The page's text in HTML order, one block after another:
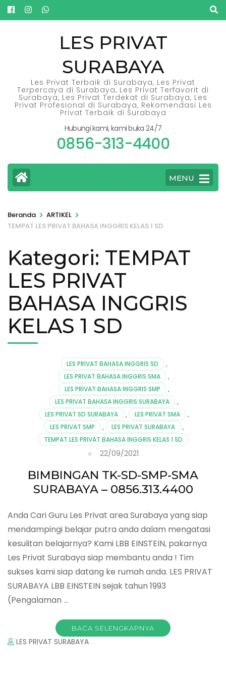
Lompat
ke
LES PRIVAT
SURABAYA
Les Privat Terbaik di Surabaya, Les Privat
Terpercaya di Surabaya, Les Privat Terfavorit di
Surabaya, Les Privat Terdekat di Surabaya, Les
Privat Profesional di Surabaya, Rekomendasi Les
Privat Terbaik di Surabaya
Hubungi kami, kami buka 24/7
0856-313-4400
MENU
Beranda > ARTIKEL >
TEMPAT LES PRIVAT BAHASA INGGRIS KELAS 1 SD
Kategori: TEMPAT
LES PRIVAT
BAHASA INGGRIS
KELAS 1 SD
LES PRIVAT BAHASA INGGRIS SD
,
LES PRIVAT BAHASA INGGRIS SMA
,
LES PRIVAT BAHASA INGGRIS SMP
,
LES PRIVAT BAHASA INGGRIS SURABAYA
,
LES PRIVAT SD SURABAYA
, LES PRIVAT SMA
,
LES PRIVAT SMP
, LES PRIVAT SURABAYA
,
TEMPAT LES PRIVAT BAHASA INGGRIS KELAS 1 SD
22/09/2021
BIMBINGAN TK-SD-SMP-SMA
SURABAYA – 0856.313.4400
Anda Cari Guru Les Privat area Surabaya yang siap
mendampingi belajar putra anda dalam mengatasi
kesulitan belajarnya? Kami LBB EINSTEIN, pakarnya
Les Privat Surabaya siap membantu anda ! Tim
sukses kami siap datang ke rumah anda. LES PRIVAT
SURABAYA LBB EINSTEIN sejak tahun 1993
(Pengalaman …
BACA SELENGKAPNYA
LES PRIVAT SURABAYA